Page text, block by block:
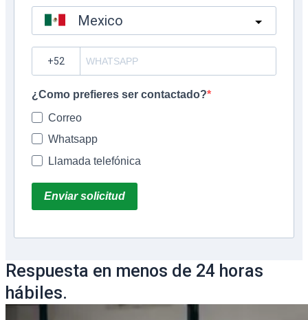
Mexico
¿Como prefieres ser contactado?
Correo
Whatsapp
Llamada telefónica
Enviar solicitud
Respuesta en menos de 24 horas
hábiles.